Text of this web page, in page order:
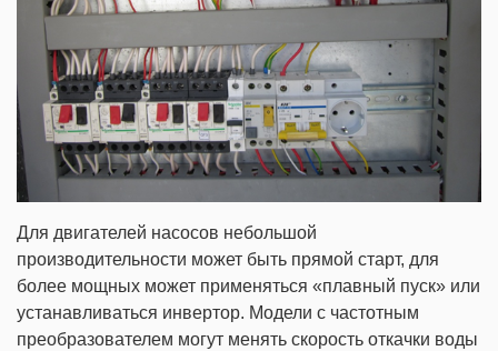
Для двигателей насосов небольшой
производительности может быть прямой старт, для
более мощных может применяться «плавный пуск» или
устанавливаться инвертор. Модели с частотным
преобразователем могут менять скорость откачки воды